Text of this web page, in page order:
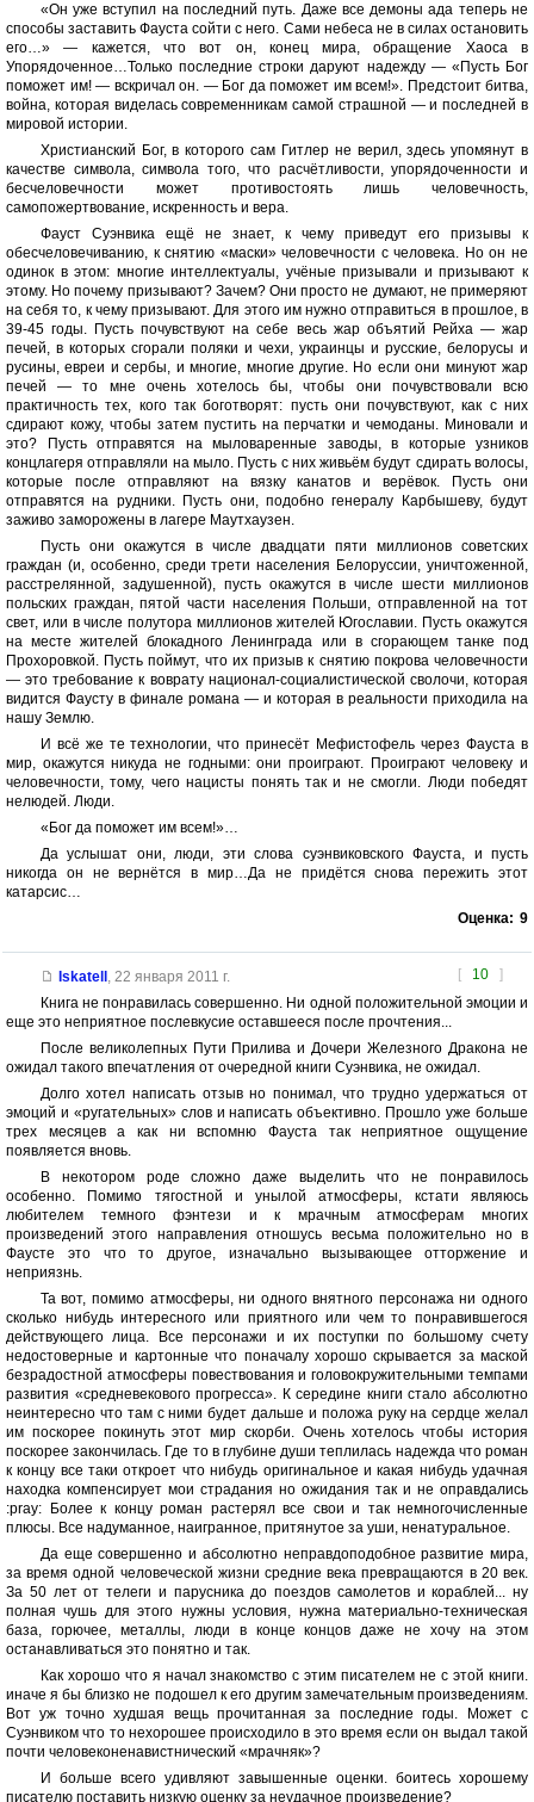
«Он уже вступил на последний путь. Даже все демоны ада теперь не
способы заставить Фауста сойти с него. Сами небеса не в силах остановить
его…» — кажется, что вот он, конец мира, обращение Хаоса в
Упорядоченное…Только последние строки даруют надежду — «Пусть Бог
поможет им! — вскричал он. — Бог да поможет им всем!». Предстоит битва,
война, которая виделась современникам самой страшной — и последней в
мировой истории.
Христианский Бог, в которого сам Гитлер не верил, здесь упомянут в
качестве символа, символа того, что расчётливости, упорядоченности и
бесчеловечности может противостоять лишь человечность,
самопожертвование, искренность и вера.
Фауст Суэнвика ещё не знает, к чему приведут его призывы к
обесчеловечиванию, к снятию «маски» человечности с человека. Но он не
одинок в этом: многие интеллектуалы, учёные призывали и призывают к
этому. Но почему призывают? Зачем? Они просто не думают, не примеряют
на себя то, к чему призывают. Для этого им нужно отправиться в прошлое, в
39-45 годы. Пусть почувствуют на себе весь жар объятий Рейха — жар
печей, в которых сгорали поляки и чехи, украинцы и русские, белорусы и
русины, евреи и сербы, и многие, многие другие. Но если они минуют жар
печей — то мне очень хотелось бы, чтобы они почувствовали всю
практичность тех, кого так боготворят: пусть они почувствуют, как с них
сдирают кожу, чтобы затем пустить на перчатки и чемоданы. Миновали и
это? Пусть отправятся на мыловаренные заводы, в которые узников
концлагеря отправляли на мыло. Пусть с них живьём будут сдирать волосы,
которые после отправляют на вязку канатов и верёвок. Пусть они
отправятся на рудники. Пусть они, подобно генералу Карбышеву, будут
заживо заморожены в лагере Маутхаузен.
Пусть они окажутся в числе двадцати пяти миллионов советских
граждан (и, особенно, среди трети населения Белоруссии, уничтоженной,
расстрелянной, задушенной), пусть окажутся в числе шести миллионов
польских граждан, пятой части населения Польши, отправленной на тот
свет, или в числе полутора миллионов жителей Югославии. Пусть окажутся
на месте жителей блокадного Ленинграда или в сгорающем танке под
Прохоровкой. Пусть поймут, что их призыв к снятию покрова человечности
— это требование к воврату национал-социалистической сволочи, которая
видится Фаусту в финале романа — и которая в реальности приходила на
нашу Землю.
И всё же те технологии, что принесёт Мефистофель через Фауста в
мир, окажутся никуда не годными: они проиграют. Проиграют человеку и
человечности, тому, чего нацисты понять так и не смогли. Люди победят
нелюдей. Люди.
«Бог да поможет им всем!»…
Да услышат они, люди, эти слова суэнвиковского Фауста, и пусть
никогда он не вернётся в мир…Да не придётся снова пережить этот
катарсис…
Оценка: 9
[ 10 ]
Iskatell , 22 января 2011 г.
Книга не понравилась совершенно. Ни одной положительной эмоции и
еще это неприятное послевкусие оставшееся после прочтения...
После великолепных Пути Прилива и Дочери Железного Дракона не
ожидал такого впечатления от очередной книги Суэнвика, не ожидал.
Долго хотел написать отзыв но понимал, что трудно удержаться от
эмоций и «ругательных» слов и написать объективно. Прошло уже больше
трех месяцев а как ни вспомню Фауста так неприятное ощущение
появляется вновь.
В некотором роде сложно даже выделить что не понравилось
особенно. Помимо тягостной и унылой атмосферы, кстати являюсь
любителем темного фэнтези и к мрачным атмосферам многих
произведений этого направления отношусь весьма положительно но в
Фаусте это что то другое, изначально вызывающее отторжение и
неприязнь.
Та вот, помимо атмосферы, ни одного внятного персонажа ни одного
сколько нибудь интересного или приятного или чем то понравившегося
действующего лица. Все персонажи и их поступки по большому счету
недостоверные и картонные что поначалу хорошо скрывается за маской
безрадостной атмосферы повествования и головокружительными темпами
развития «средневекового прогресса». К середине книги стало абсолютно
неинтересно что там с ними будет дальше и положа руку на сердце желал
им поскорее покинуть этот мир скорби. Очень хотелось чтобы история
поскорее закончилась. Где то в глубине души теплилась надежда что роман
к концу все таки откроет что нибудь оригинальное и какая нибудь удачная
находка компенсирует мои страдания но ожидания так и не оправдались
:pray: Более к концу роман растерял все свои и так немногочисленные
плюсы. Все надуманное, наигранное, притянутое за уши, ненатуральное.
Да еще совершенно и абсолютно неправдоподобное развитие мира,
за время одной человеческой жизни средние века превращаются в 20 век.
За 50 лет от телеги и парусника до поездов самолетов и кораблей... ну
полная чушь для этого нужны условия, нужна материально-техническая
база, горючее, металлы, люди в конце концов даже не хочу на этом
останавливаться это понятно и так.
Как хорошо что я начал знакомство с этим писателем не с этой книги.
иначе я бы близко не подошел к его другим замечательным произведениям.
Вот уж точно худшая вещь прочитанная за последние годы. Может с
Суэнвиком что то нехорошее происходило в это время если он выдал такой
почти человеконенавистнический «мрачняк»?
И больше всего удивляют завышенные оценки. боитесь хорошему
писателю поставить низкую оценку за неудачное произведение?